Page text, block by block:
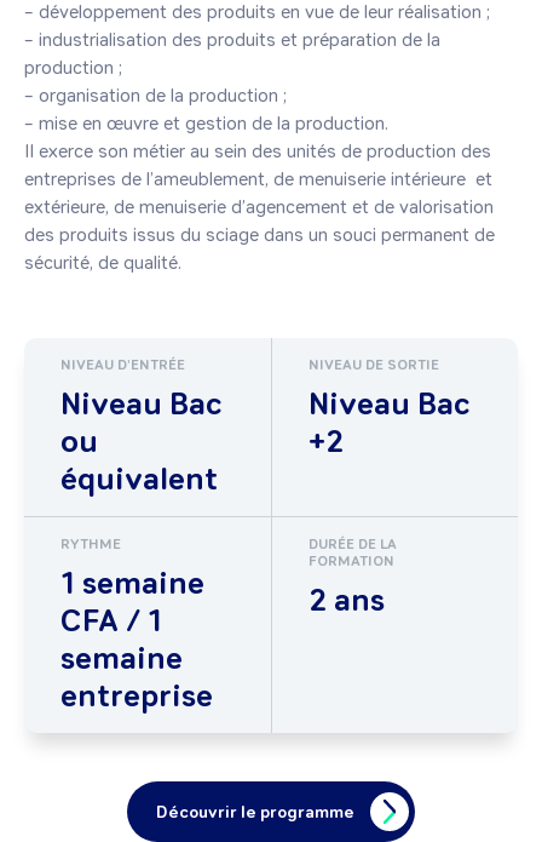
– développement des produits en vue de leur réalisation ;
– industrialisation des produits et préparation de la
production ;
– organisation de la production ;
– mise en œuvre et gestion de la production.
Il exerce son métier au sein des unités de production des
entreprises de l’ameublement, de menuiserie intérieure  et
extérieure, de menuiserie d’agencement et de valorisation
des produits issus du sciage dans un souci permanent de
sécurité, de qualité.
NIVEAU D'ENTRÉE
Niveau Bac
ou
équivalent
NIVEAU DE SORTIE
Niveau Bac
+2
RYTHME
1 semaine
CFA / 1
semaine
entreprise
DURÉE DE LA
FORMATION
2 ans
Découvrir le programme